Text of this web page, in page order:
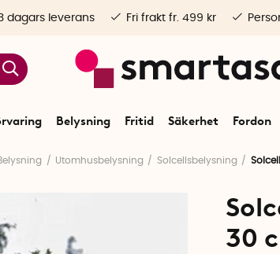
Belysning Fritid Säkerhet Fordon
3 dagars leverans Fri frakt fr. 499 kr
Utomhusbelysning Solcellsbelysning
30